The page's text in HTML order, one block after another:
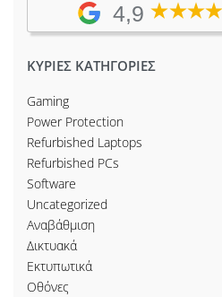
4,9
ΚΥΡΙΕΣ ΚΑΤΗΓΟΡΙΕΣ
Gaming
Power Protection
Refurbished Laptops
Refurbished PCs
Software
Uncategorized
Αναβάθμιση
Δικτυακά
Εκτυπωτικά
Οθόνες